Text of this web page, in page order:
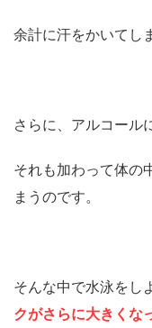
余計に汗をかいてし
さらに、アルコール
それも加わって体の
まうのです。
そんな中で水泳をし
クがさらに大きくな